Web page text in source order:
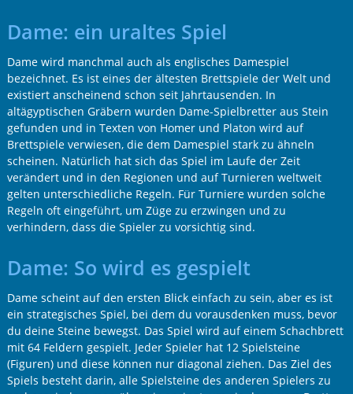
Dame: ein uraltes Spiel
Dame wird manchmal auch als englisches Damespiel
bezeichnet. Es ist eines der ältesten Brettspiele der Welt und
existiert anscheinend schon seit Jahrtausenden. In
altägyptischen Gräbern wurden Dame-Spielbretter aus Stein
gefunden und in Texten von Homer und Platon wird auf
Brettspiele verwiesen, die dem Damespiel stark zu ähneln
scheinen. Natürlich hat sich das Spiel im Laufe der Zeit
verändert und in den Regionen und auf Turnieren weltweit
gelten unterschiedliche Regeln. Für Turniere wurden solche
Regeln oft eingeführt, um Züge zu erzwingen und zu
verhindern, dass die Spieler zu vorsichtig sind.
Dame: So wird es gespielt
Dame scheint auf den ersten Blick einfach zu sein, aber es ist
ein strategisches Spiel, bei dem du vorausdenken muss, bevor
du deine Steine bewegst. Das Spiel wird auf einem Schachbrett
mit 64 Feldern gespielt. Jeder Spieler hat 12 Spielsteine
(Figuren) und diese können nur diagonal ziehen. Das Ziel des
Spiels besteht darin, alle Spielsteine des anderen Spielers zu